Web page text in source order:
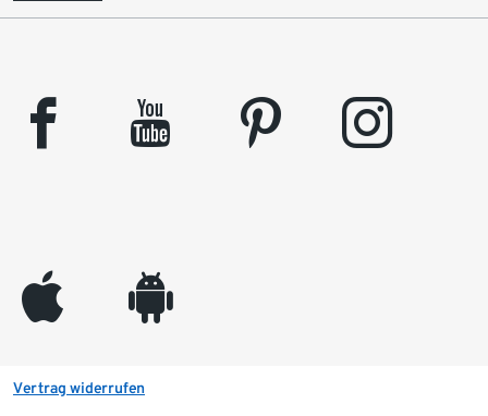
facebook youtube pinterest instagram
appleinc android
Vertrag widerrufen